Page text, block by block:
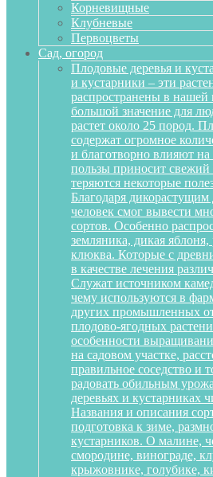
Корневищные
Клубневые
Первоцветы
Сад, огород
Плодовые деревья и
и кустарники – эти
распространены в
большой значение для
растет около 25 пород.
содержат огромное
и благотворно влияют
пользы приносит свежий
теряются некоторые
Благодаря
человек смог вывести
сортов. Особенно
земляника, дикая
клюква. Которые с
в качестве лечения
Служат источником
чему используются в
других промышленных
плодово-ягодных
особенности
на садовом участке,
правильное соседство и
радовать обильным
деревьях и кустарниках
Названия и описания
подготовка к зиме,
кустарников. О малине,
смородине, винограде,
крыжовнике, голубике,